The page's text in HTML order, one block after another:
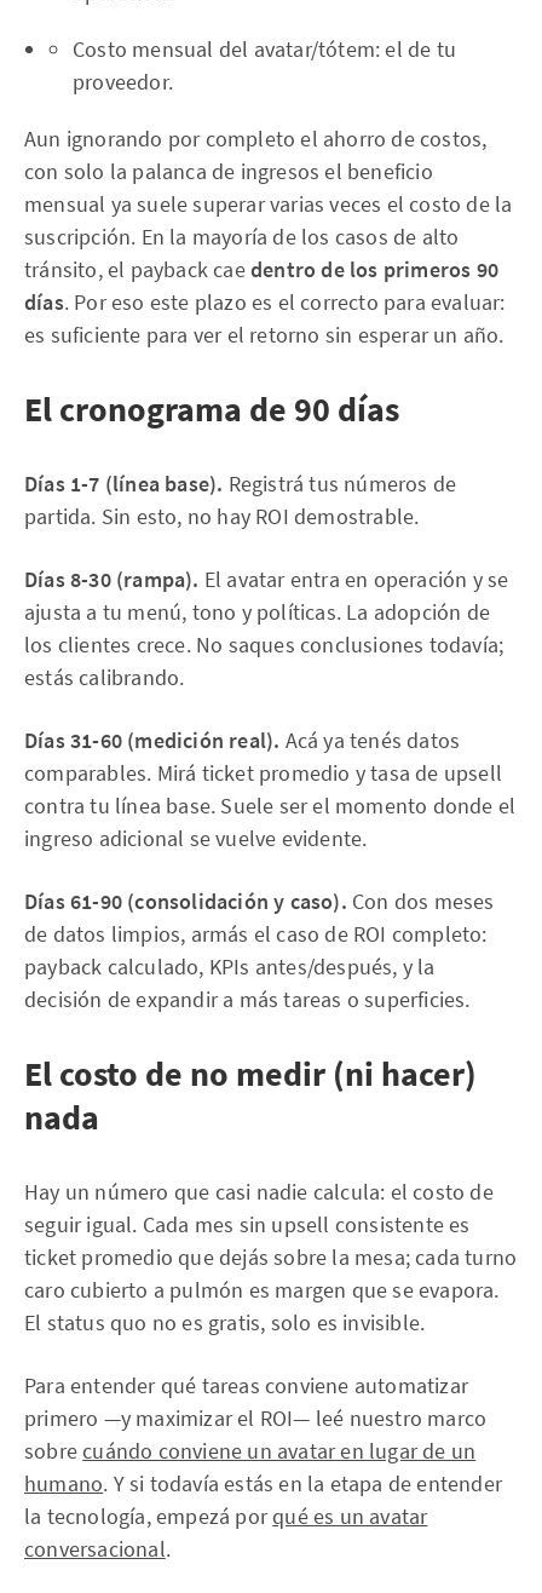
Costo mensual del avatar/tótem: el de tu
proveedor.
Aun ignorando por completo el ahorro de costos,
con solo la palanca de ingresos el beneficio
mensual ya suele superar varias veces el costo de la
suscripción. En la mayoría de los casos de alto
tránsito, el payback caedentro de los primeros 90
días. Por eso este plazo es el correcto para evaluar:
es suficiente para ver el retorno sin esperar un año.
El cronograma de 90 días
Días 1-7 (línea base). Registrá tus números de
partida. Sin esto, no hay ROI demostrable.
Días 8-30 (rampa). El avatar entra en operación y se
ajusta a tu menú, tono y políticas. La adopción de
los clientes crece. No saques conclusiones todavía;
estás calibrando.
Días 31-60 (medición real). Acá ya tenés datos
comparables. Mirá ticket promedio y tasa de upsell
contra tu línea base. Suele ser el momento donde el
ingreso adicional se vuelve evidente.
Días 61-90 (consolidación y caso). Con dos meses
de datos limpios, armás el caso de ROI completo:
payback calculado, KPIs antes/después, y la
decisión de expandir a más tareas o superficies.
El costo de no medir (ni hacer)
nada
Hay un número que casi nadie calcula: el costo de
seguir igual. Cada mes sin upsell consistente es
ticket promedio que dejás sobre la mesa; cada turno
caro cubierto a pulmón es margen que se evapora.
El status quo no es gratis, solo es invisible.
Para entender qué tareas conviene automatizar
primero —y maximizar el ROI— leé nuestro marco
sobrecuándo conviene un avatar en lugar de un
humano. Y si todavía estás en la etapa de entender
la tecnología, empezá porqué es un avatar
conversacional.